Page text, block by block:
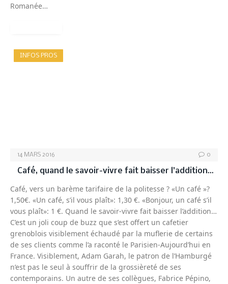
Romanée…
INFOS PROS
14 MARS 2016 0
Café, quand le savoir-vivre fait baisser l’addition…
Café, vers un barème tarifaire de la politesse ? «Un café »?
1,50€. «Un café, s’il vous plaît»: 1,30 €. «Bonjour, un café s’il
vous plaît»: 1 €. Quand le savoir-vivre fait baisser l’addition…
C’est un joli coup de buzz que s’est offert un cafetier
grenoblois visiblement échaudé par la muflerie de certains
de ses clients comme l’a raconté le Parisien-Aujourd’hui en
France. Visiblement, Adam Garah, le patron de l’Hamburgé
n’est pas le seul à souffrir de la grossièreté de ses
contemporains. Un autre de ses collègues, Fabrice Pépino,